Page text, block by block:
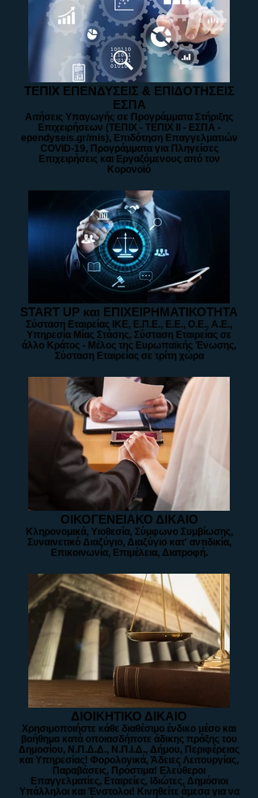
ΤΕΠΙΧ ΕΠΕΝΔΥΣΕΙΣ & ΕΠΙΔΟΤΗΣΕΙΣ
ΕΣΠΑ
Αιτήσεις Υπαγωγής σε Προγράμματα Στήριξης
Επιχειρήσεων (ΤΕΠΙΧ - ΤΕΠΙΧ ΙΙ - ΕΣΠΑ -
ependyseis.gr/mis), Επιδότηση Επαγγελματιών
COVID-19, Προγράμματα για Πληγείσες
Επιχειρήσεις και Εργαζόμενους από τον
Κορονοϊό
START UP και ΕΠΙΧΕΙΡΗΜΑΤΙΚΟΤΗΤΑ
Σύσταση Εταιρείας ΙΚΕ, Ε.Π.Ε., Ε.Ε., Ο.Ε., Α.Ε.,
Υπηρεσία Μίας Στάσης, Σύσταση Εταιρείας σε
άλλο Κράτος - Μέλος της Ευρωπαϊκής Ένωσης,
Σύσταση Εταιρείας σε τρίτη χώρα
ΟΙΚΟΓΕΝΕΙΑΚΟ ΔΙΚΑΙΟ
Κληρονομικά, Υιοθεσία, Σύμφωνο Συμβίωσης,
Συναινετικό Διαζύγιο, Διαζύγιο κατ' αντιδικία,
Επικοινωνία, Επιμέλεια, Διατροφή.
ΔΙΟΙΚΗΤΙΚΟ ΔΙΚΑΙΟ
Χρησιμοποιήστε κάθε διαθέσιμο ένδικο μέσο και
βοήθημα κατά οποιασδήποτε άδικης πράξης του
Δημοσίου, Ν.Π.Δ.Δ., Ν.Π.Ι.Δ., Δήμου, Περιφέρειας
και Υπηρεσίας! Φορολογικά, Άδειες Λειτουργίας,
Παραβάσεις, Πρόστιμα! Ελεύθεροι
Επαγγελματίες, Εταιρείες, Ιδιώτες, Δημόσιοι
Υπάλληλοι και Ένστολοι! Κινηθείτε άμεσα για να